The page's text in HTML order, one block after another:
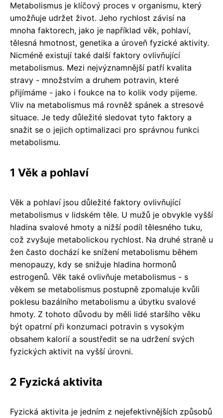
Metabolismus je klíčový proces v organismu, který
umožňuje udržet život. Jeho rychlost závisí na
mnoha faktorech, jako je například věk, pohlaví,
tělesná hmotnost, genetika a úroveň fyzické aktivity.
Nicméně existují také další faktory ovlivňující
metabolismus. Mezi nejvýznamnější patří kvalita
stravy - množstvím a druhem potravin, které
přijímáme - jako i foukce na to kolik vody pijeme.
Vliv na metabolismus má rovněž spánek a stresové
situace. Je tedy důležité sledovat tyto faktory a
snažit se o jejich optimalizaci pro správnou funkci
metabolismu.
1 Věk a pohlaví
Věk a pohlaví jsou důležité faktory ovlivňující
metabolismus v lidském těle. U mužů je obvykle vyšší
hladina svalové hmoty a nižší podíl tělesného tuku,
což zvyšuje metabolickou rychlost. Na druhé straně u
žen často dochází ke snížení metabolismu během
menopauzy, kdy se snižuje hladina hormonů
estrogenů. Věk také ovlivňuje metabolismus - s
věkem se metabolismus postupně zpomaluje kvůli
poklesu bazálního metabolismu a úbytku svalové
hmoty. Z tohoto důvodu by měli lidé staršího věku
být opatrní při konzumaci potravin s vysokým
obsahem kalorií a soustředit se na udržení svých
fyzických aktivit na vyšší úrovni.
2 Fyzická aktivita
Fyzická aktivita je jedním z nejefektivnějších způsobů